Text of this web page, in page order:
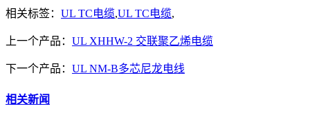
相关标签： UL TC电缆,UL TC电缆,
上一个产品： UL XHHW-2 交联聚乙烯电缆
下一个产品： UL NM-B多芯尼龙电线
相关新闻